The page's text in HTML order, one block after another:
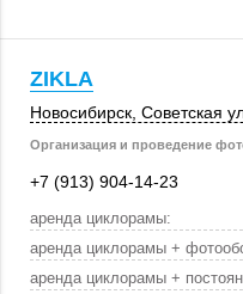
ZIKLA
Новосибирск Советская
Организация и проведение
+7 (913) 904-14-23
аренда циклорамы:
аренда циклорамы +
аренда циклорамы +